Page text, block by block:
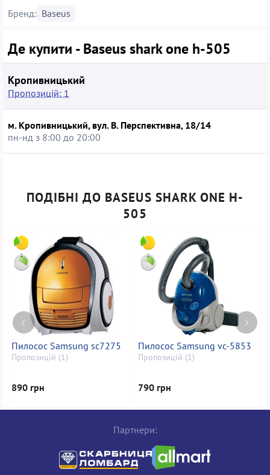
Бренд: Baseus
Де купити - Baseus shark one h-505
Кропивницький
Пропозицій: 1
м. Кропивницький, вул. В. Перспективна, 18/14
пн-нд з 8:00 до 20:00
ПОДІБНІ ДО BASEUS SHARK ONE H-
505
Пилосос Samsung sc7275
Пропозицій (1)
890 грн
Пилосос Samsung vc-5853
Пропозицій (1)
790 грн
Партнери: